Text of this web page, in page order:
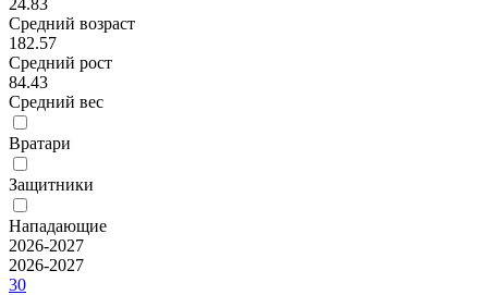
Средний возраст
182.57
Средний рост
84.43
Средний вес
Вратари
Защитники
Нападающие
2026-2027
2026-2027
30